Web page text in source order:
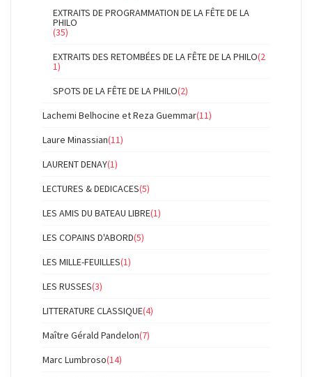
EXTRAITS DE PROGRAMMATION DE LA FÊTE DE LA
PHILO
(35)
EXTRAITS DES RETOMBÉES DE LA FÊTE DE LA PHILO(2
1)
SPOTS DE LA FÊTE DE LA PHILO(2)
Lachemi Belhocine et Reza Guemmar(11)
Laure Minassian(11)
LAURENT DENAY(1)
LECTURES & DEDICACES(5)
LES AMIS DU BATEAU LIBRE(1)
LES COPAINS D'ABORD(5)
LES MILLE-FEUILLES(1)
LES RUSSES(3)
LITTERATURE CLASSIQUE(4)
Maître Gérald Pandelon(7)
Marc Lumbroso(14)